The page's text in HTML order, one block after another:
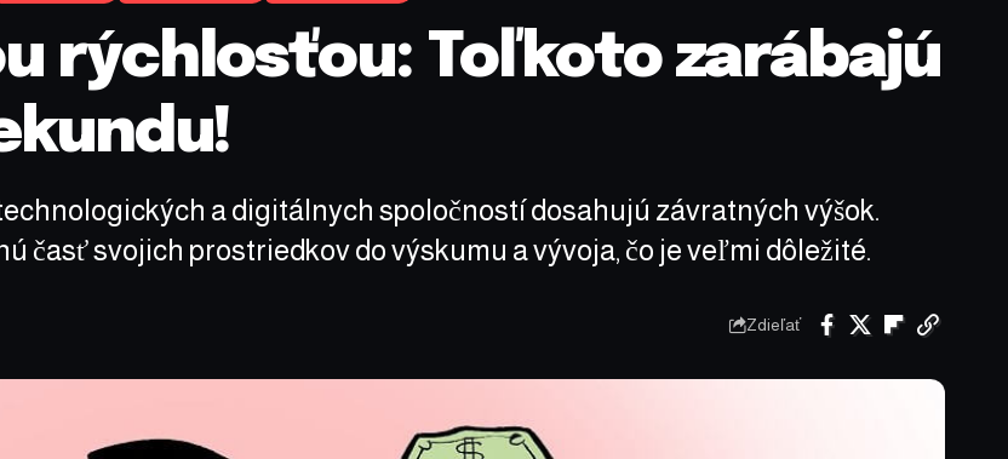
rýchlosťou: Toľkoto zarábajú
a digitálnych spoločností dosahujú závratných výšok.
časť svojich prostriedkov do výskumu a vývoja, čo je veľmi dôležité.
Zdieľať